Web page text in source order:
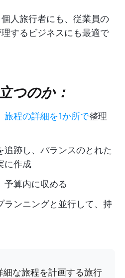
人旅行者にも、従業員の
するビジネスにも最適で
つのか：
旅程の詳細を1か所で整理
追跡し、バランスのとれた
に作成
予算内に収める
ランニングと並行して、持
細な旅程を計画する旅行